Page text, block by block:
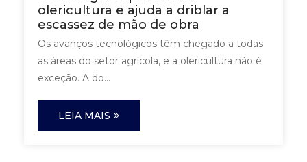
olericultura e ajuda a driblar a
escassez de mão de obra
Os avanços tecnológicos têm chegado a todas
as áreas do setor agrícola, e a olericultura não é
exceção. A do...
LEIA MAIS